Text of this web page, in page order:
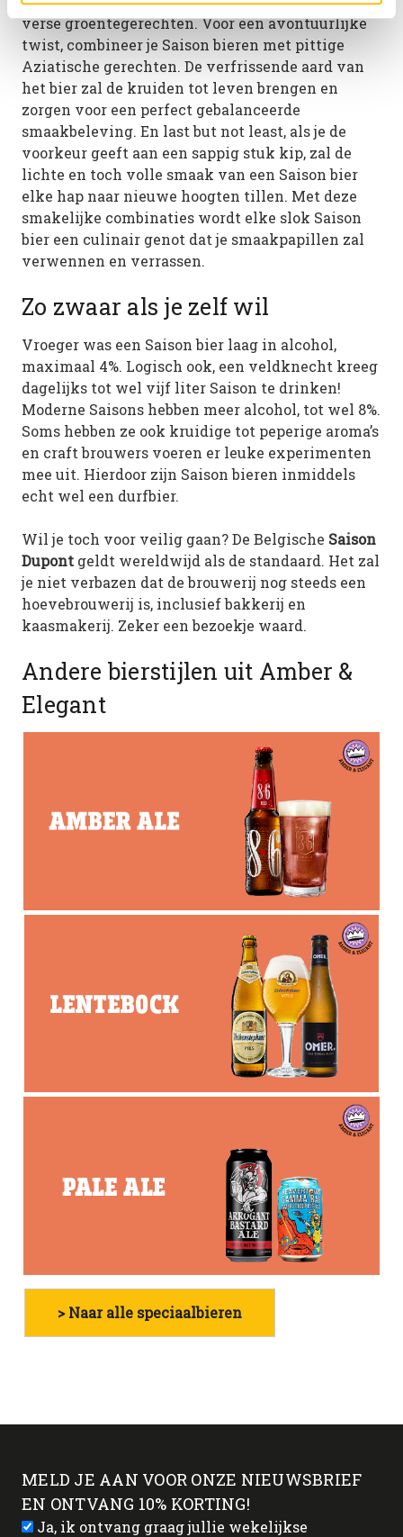
verse groentegerechten. Voor een avontuurlijke
twist, combineer je Saison bieren met pittige
Aziatische gerechten. De verfrissende aard van
het bier zal de kruiden tot leven brengen en
zorgen voor een perfect gebalanceerde
smaakbeleving. En last but not least, als je de
voorkeur geeft aan een sappig stuk kip, zal de
lichte en toch volle smaak van een Saison bier
elke hap naar nieuwe hoogten tillen. Met deze
smakelijke combinaties wordt elke slok Saison
bier een culinair genot dat je smaakpapillen zal
verwennen en verrassen.
Zo zwaar als je zelf wil
Vroeger was een Saison bier laag in alcohol,
maximaal 4%. Logisch ook, een veldknecht kreeg
dagelijks tot wel vijf liter Saison te drinken!
Moderne Saisons hebben meer alcohol, tot wel 8%.
Soms hebben ze ook kruidige tot peperige aroma’s
en craft brouwers voeren er leuke experimenten
mee uit. Hierdoor zijn Saison bieren inmiddels
echt wel een durfbier.
Wil je toch voor veilig gaan? De Belgische Saison
Dupont geldt wereldwijd als de standaard. Het zal
je niet verbazen dat de brouwerij nog steeds een
hoevebrouwerij is, inclusief bakkerij en
kaasmakerij. Zeker een bezoekje waard.
Andere bierstijlen uit Amber &
Elegant
> Naar alle speciaalbieren
MELD JE AAN VOOR ONZE NIEUWSBRIEF
EN ONTVANG 10% KORTING!
Ja, ik ontvang graag jullie wekelijkse